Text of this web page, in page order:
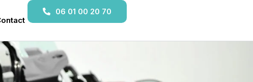
06 01 00 20 70